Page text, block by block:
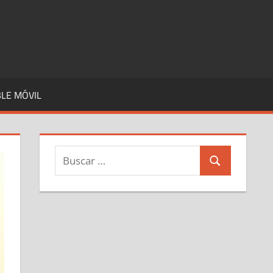
MÓVIL
Buscar:
Buscar